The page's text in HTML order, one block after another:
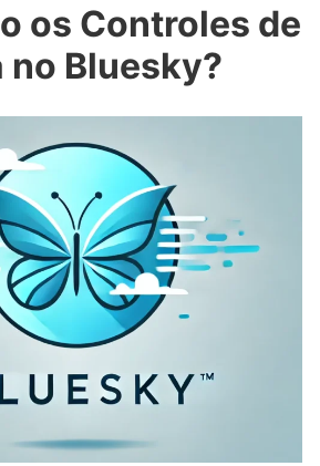
os Controles de
no Bluesky?